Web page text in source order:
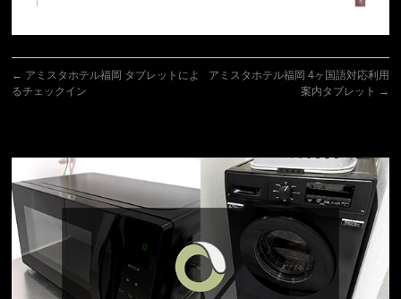
← アミスタホテル福岡 タブレットによ
るチェックイン
アミスタホテル福岡 4ヶ国語対応利用
案内タブレット →